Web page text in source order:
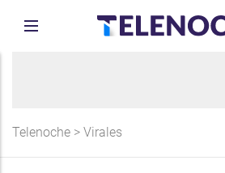
Telenoche > Virales